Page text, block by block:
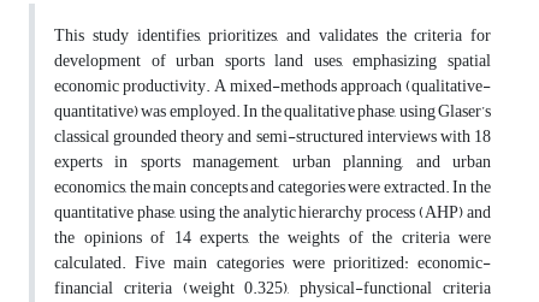
This study identifies, prioritizes, and validates the criteria for
development of urban sports land uses, emphasizing spatial
economic productivity. A mixed-methods approach (qualitative-
quantitative) was employed. In the qualitative phase, using Glaser’s
classical grounded theory and semi-structured interviews with 18
experts in sports management, urban planning, and urban
economics, the main concepts and categories were extracted. In the
quantitative phase, using the analytic hierarchy process (AHP) and
the opinions of 14 experts, the weights of the criteria were
calculated. Five main categories were prioritized: economic-
financial criteria (weight 0.325), physical-functional criteria